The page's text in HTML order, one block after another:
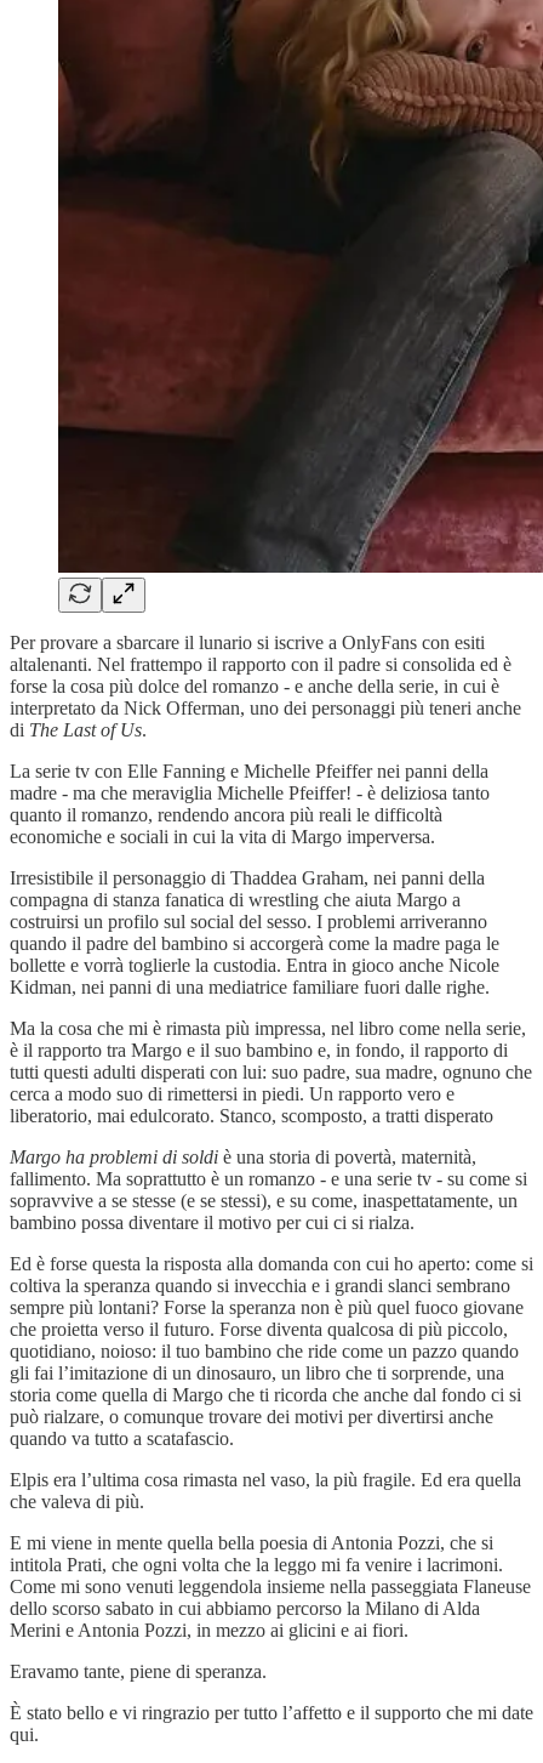
Per provare a sbarcare il lunario si iscrive a OnlyFans con esiti
altalenanti. Nel frattempo il rapporto con il padre si consolida ed è
forse la cosa più dolce del romanzo - e anche della serie, in cui è
interpretato da Nick Offerman, uno dei personaggi più teneri anche
di The Last of Us.
La serie tv con Elle Fanning e Michelle Pfeiffer nei panni della
madre - ma che meraviglia Michelle Pfeiffer! - è deliziosa tanto
quanto il romanzo, rendendo ancora più reali le difficoltà
economiche e sociali in cui la vita di Margo imperversa.
Irresistibile il personaggio di Thaddea Graham, nei panni della
compagna di stanza fanatica di wrestling che aiuta Margo a
costruirsi un profilo sul social del sesso. I problemi arriveranno
quando il padre del bambino si accorgerà come la madre paga le
bollette e vorrà toglierle la custodia. Entra in gioco anche Nicole
Kidman, nei panni di una mediatrice familiare fuori dalle righe.
Ma la cosa che mi è rimasta più impressa, nel libro come nella serie,
è il rapporto tra Margo e il suo bambino e, in fondo, il rapporto di
tutti questi adulti disperati con lui: suo padre, sua madre, ognuno che
cerca a modo suo di rimettersi in piedi. Un rapporto vero e
liberatorio, mai edulcorato. Stanco, scomposto, a tratti disperato
Margo ha problemi di soldi è una storia di povertà, maternità,
fallimento. Ma soprattutto è un romanzo - e una serie tv - su come si
sopravvive a se stesse (e se stessi), e su come, inaspettatamente, un
bambino possa diventare il motivo per cui ci si rialza.
Ed è forse questa la risposta alla domanda con cui ho aperto: come si
coltiva la speranza quando si invecchia e i grandi slanci sembrano
sempre più lontani? Forse la speranza non è più quel fuoco giovane
che proietta verso il futuro. Forse diventa qualcosa di più piccolo,
quotidiano, noioso: il tuo bambino che ride come un pazzo quando
gli fai l’imitazione di un dinosauro, un libro che ti sorprende, una
storia come quella di Margo che ti ricorda che anche dal fondo ci si
può rialzare, o comunque trovare dei motivi per divertirsi anche
quando va tutto a scatafascio.
Elpis era l’ultima cosa rimasta nel vaso, la più fragile. Ed era quella
che valeva di più.
E mi viene in mente quella bella poesia di Antonia Pozzi, che si
intitola Prati, che ogni volta che la leggo mi fa venire i lacrimoni.
Come mi sono venuti leggendola insieme nella passeggiata Flaneuse
dello scorso sabato in cui abbiamo percorso la Milano di Alda
Merini e Antonia Pozzi, in mezzo ai glicini e ai fiori.
Eravamo tante, piene di speranza.
È stato bello e vi ringrazio per tutto l’affetto e il supporto che mi date
qui.